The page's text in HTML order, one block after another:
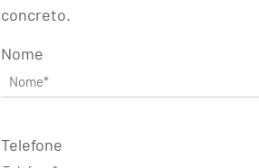
concreto.
Nome
Telefone